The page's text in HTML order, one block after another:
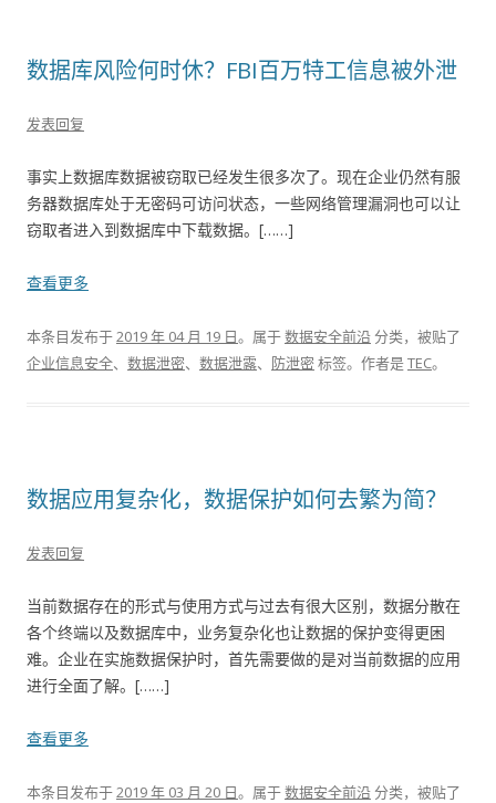
数据库风险何时休？FBI百万特工信息被外泄
发表回复
事实上数据库数据被窃取已经发生很多次了。现在企业仍然有服
务器数据库处于无密码可访问状态，一些网络管理漏洞也可以让
窃取者进入到数据库中下载数据。[……]
查看更多
本条目发布于2019 年 04 月 19 日。属于数据安全前沿分类，被贴了
企业信息安全、 数据泄密、 数据泄露、 防泄密标签。 作者是TEC。
数据应用复杂化，数据保护如何去繁为简？
发表回复
当前数据存在的形式与使用方式与过去有很大区别，数据分散在
各个终端以及数据库中，业务复杂化也让数据的保护变得更困
难。企业在实施数据保护时，首先需要做的是对当前数据的应用
进行全面了解。[……]
查看更多
本条目发布于2019 年 03 月 20 日。属于数据安全前沿分类，被贴了